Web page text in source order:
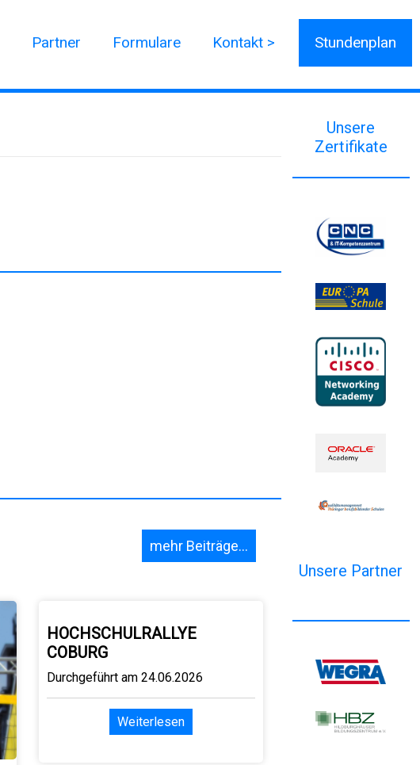
Partner Formulare Kontakt > Stundenplan
mehr Beiträge...
HOCHSCHULRALLYE
COBURG
Durchgeführt am 24.06.2026
Weiterlesen
Unsere
Zertifikate
Unsere Partner